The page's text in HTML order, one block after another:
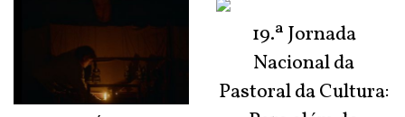
19.ª Jornada
Nacional da
Pastoral da Cultura: